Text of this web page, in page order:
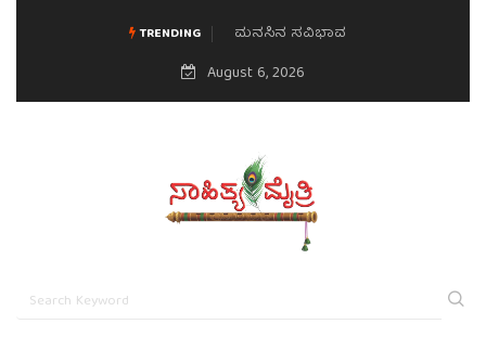
TRENDING ಮನಸಿನ ಸವಿಭಾವ
August 6, 2026